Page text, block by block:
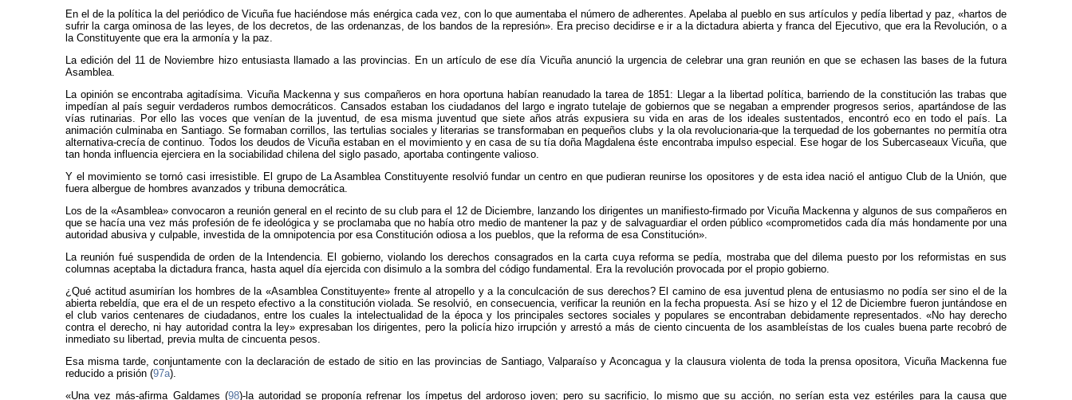
En el de la política la del periódico de Vicuña fue haciéndose más enérgica cada vez, con lo que aumentaba el número de adherentes. Apelaba al pueblo en sus artículos y pedía libertad y paz, «hartos de
sufrir la carga ominosa de las leyes, de los decretos, de las ordenanzas, de los bandos de la represión». Era preciso decidirse e ir a la dictadura abierta y franca del Ejecutivo, que era la Revolución, o a
la Constituyente que era la armonía y la paz.
La edición del 11 de Noviembre hizo entusiasta llamado a las provincias. En un artículo de ese día Vicuña anunció la urgencia de celebrar una gran reunión en que se echasen las bases de la futura
Asamblea.
La opinión se encontraba agitadísima. Vicuña Mackenna y sus compañeros en hora oportuna habían reanudado la tarea de 1851: Llegar a la libertad política, barriendo de la constitución las trabas que
impedían al país seguir verdaderos rumbos democráticos. Cansados estaban los ciudadanos del largo e ingrato tutelaje de gobiernos que se negaban a emprender progresos serios, apartándose de las
vías rutinarias. Por ello las voces que venían de la juventud, de esa misma juventud que siete años atrás expusiera su vida en aras de los ideales sustentados, encontró eco en todo el país. La
animación culminaba en Santiago. Se formaban corrillos, las tertulias sociales y literarias se transformaban en pequeños clubs y la ola revolucionaria-que la terquedad de los gobernantes no permitía otra
alternativa-crecía de continuo. Todos los deudos de Vicuña estaban en el movimiento y en casa de su tía doña Magdalena éste encontraba impulso especial. Ese hogar de los Subercaseaux Vicuña, que
tan honda influencia ejerciera en la sociabilidad chilena del siglo pasado, aportaba contingente valioso.
Y el movimiento se tornó casi irresistible. El grupo de La Asamblea Constituyente resolvió fundar un centro en que pudieran reunirse los opositores y de esta idea nació el antiguo Club de la Unión, que
fuera albergue de hombres avanzados y tribuna democrática.
Los de la «Asamblea» convocaron a reunión general en el recinto de su club para el 12 de Diciembre, lanzando los dirigentes un manifiesto-firmado por Vicuña Mackenna y algunos de sus compañeros en
que se hacía una vez más profesión de fe ideológica y se proclamaba que no había otro medio de mantener la paz y de salvaguardiar el orden público «comprometidos cada día más hondamente por una
autoridad abusiva y culpable, investida de la omnipotencia por esa Constitución odiosa a los pueblos, que la reforma de esa Constitución».
La reunión fué suspendida de orden de la Intendencia. El gobierno, violando los derechos consagrados en la carta cuya reforma se pedía, mostraba que del dilema puesto por los reformistas en sus
columnas aceptaba la dictadura franca, hasta aquel día ejercida con disimulo a la sombra del código fundamental. Era la revolución provocada por el propio gobierno.
¿Qué actitud asumirían los hombres de la «Asamblea Constituyente» frente al atropello y a la conculcación de sus derechos? El camino de esa juventud plena de entusiasmo no podía ser sino el de la
abierta rebeldía, que era el de un respeto efectivo a la constitución violada. Se resolvió, en consecuencia, verificar la reunión en la fecha propuesta. Así se hizo y el 12 de Diciembre fueron juntándose en
el club varios centenares de ciudadanos, entre los cuales la intelectualidad de la época y los principales sectores sociales y populares se encontraban debidamente representados. «No hay derecho
contra el derecho, ni hay autoridad contra la ley» expresaban los dirigentes, pero la policía hizo irrupción y arrestó a más de ciento cincuenta de los asambleístas de los cuales buena parte recobró de
inmediato su libertad, previa multa de cincuenta pesos.
Esa misma tarde, conjuntamente con la declaración de estado de sitio en las provincias de Santiago, Valparaíso y Aconcagua y la clausura violenta de toda la prensa opositora, Vicuña Mackenna fue
reducido a prisión (97a).
«Una vez más-afirma Galdames (98)-la autoridad se proponía refrenar los ímpetus del ardoroso joven; pero su sacrificio, lo mismo que su acción, no serían esta vez estériles para la causa que